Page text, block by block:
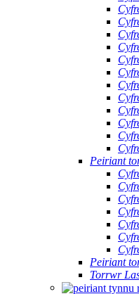
Peiriant
Peiriant
Torrwr